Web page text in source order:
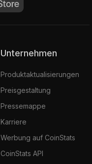
Unternehmen
Produktaktualisierungen
Preisgestaltung
Pressemappe
Karriere
Werbung auf CoinStats
CoinStats API